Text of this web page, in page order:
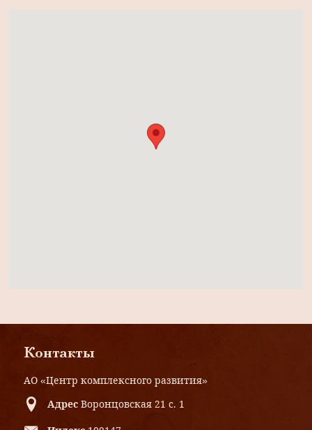
Контакты
АО «Центр комплексного развития»
Адрес Воронцовская 21 с. 1